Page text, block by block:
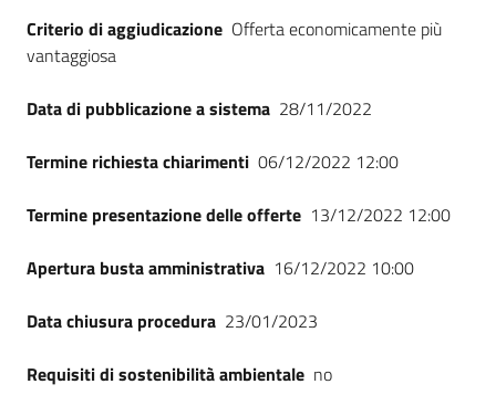
Criterio di aggiudicazione Offerta economicamente più
vantaggiosa
Data di pubblicazione a sistema 28/11/2022
Termine richiesta chiarimenti 06/12/2022 12:00
Termine presentazione delle offerte 13/12/2022 12:00
Apertura busta amministrativa 16/12/2022 10:00
Data chiusura procedura 23/01/2023
Requisiti di sostenibilità ambientale no